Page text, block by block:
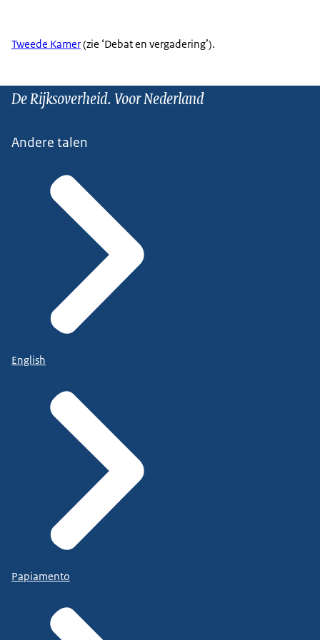
Tweede Kamer(zie ‘Debat en vergadering’).
De Rijksoverheid. Voor Nederland
Andere talen
English
Papiamento